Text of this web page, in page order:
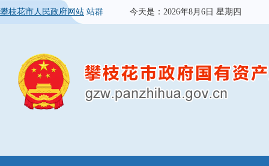
攀枝花市人民政府网站 站群 今天是： 2026年8月6日 星期四